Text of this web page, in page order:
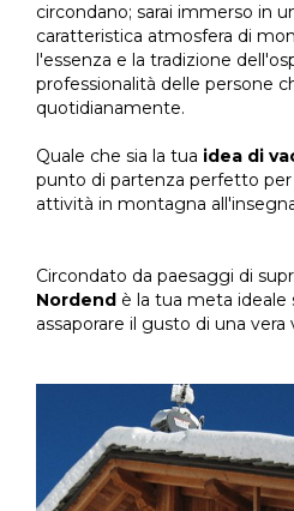
circondano; sarai immerso in
caratteristica atmosfera di
l'essenza e la tradizione
professionalità delle persone
quotidianamente.
Quale che sia la tua idea di
punto di partenza perfetto
attività in montagna
Circondato da paesaggi di
Nordend è la tua meta ideale
assaporare il gusto di una